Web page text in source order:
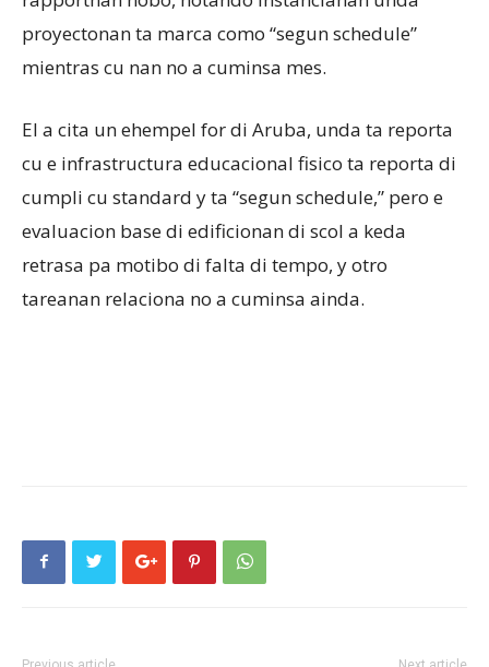
proyectonan ta marca como “segun schedule”
mientras cu nan no a cuminsa mes.
El a cita un ehempel for di Aruba, unda ta reporta
cu e infrastructura educacional fisico ta reporta di
cumpli cu standard y ta “segun schedule,” pero e
evaluacion base di edificionan di scol a keda
retrasa pa motibo di falta di tempo, y otro
tareanan relaciona no a cuminsa ainda.